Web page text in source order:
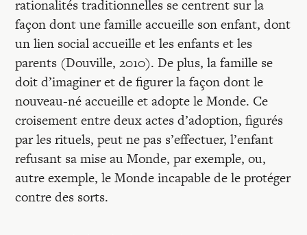
rationalités traditionnelles se centrent sur la
façon dont une famille accueille son enfant, dont
un lien social accueille et les enfants et les
parents (Douville, 2010). De plus, la famille se
doit d’imaginer et de figurer la façon dont le
nouveau-né accueille et adopte le Monde. Ce
croisement entre deux actes d’adoption, figurés
par les rituels, peut ne pas s’effectuer, l’enfant
refusant sa mise au Monde, par exemple, ou,
autre exemple, le Monde incapable de le protéger
contre des sorts.